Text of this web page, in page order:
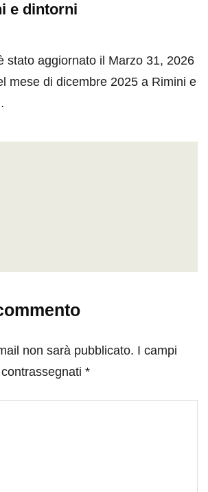
e dintorni
stato aggiornato il Marzo 31, 2026
mese di dicembre 2025 a Rimini e
non sarà pubblicato. I campi
*